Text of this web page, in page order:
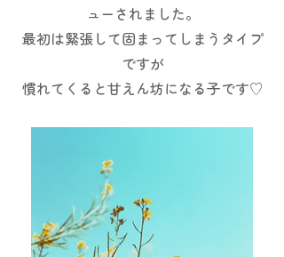
ューされました。
最初は緊張して固まってしまうタイプ
ですが
慣れてくると甘えん坊になる子です♡